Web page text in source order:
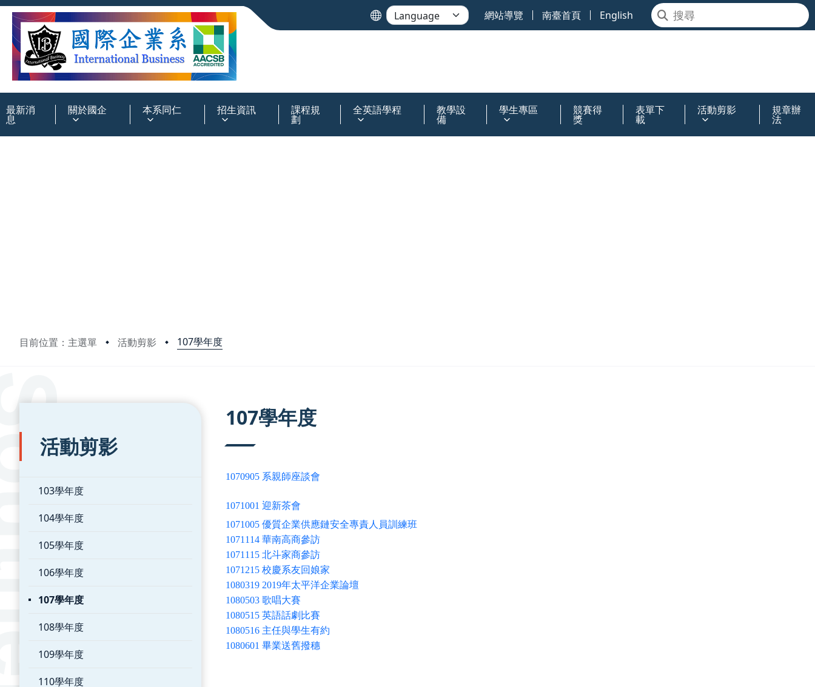
網站導覽 南臺首頁 English
最新消
息
關於國企 本系同仁 招生資訊 課程規
劃
全英語學程 教學設
備
學生專區 競賽得
獎
表單下
載
活動剪影 規章辦
法
目前位置：主選單 活動剪影 107學年度
:::
活動剪影
103學年度
104學年度
105學年度
106學年度
107學年度
108學年度
109學年度
110學年度
107學年度
1070905 系親師座談會
1071001 迎新茶會
1071005 優質企業供應鏈安全專責人員訓練班
1071114 華南高商參訪
1071115 北斗家商參訪
1071215 校慶系友回娘家
1080319 2019年太平洋企業論壇
1080503 歌唱大賽
1080515 英語話劇比賽
1080516 主任與學生有約
1080601 畢業送舊撥穗